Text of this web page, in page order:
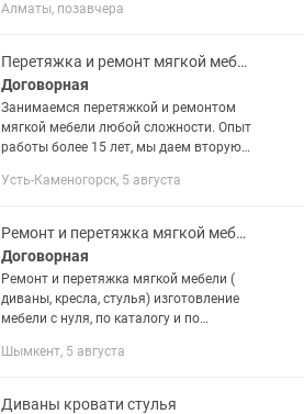
Предварительно оценим вашу мебель!
Алматы, позавчера
Перетяжка и ремонт мягкой мебели
Договорная
Занимаемся перетяжкой и ремонтом
мягкой мебели любой сложности. Опыт
работы более 15 лет, мы даем вторую
изготавливаем новые диваны.
Усть-Каменогорск, 5 августа
Ремонт и перетяжка мягкой мебели
Договорная
Ремонт и перетяжка мягкой мебели (
диваны, кресла, стулья) изготовление
мебели с нуля, по каталогу и по
Большой опыт работы более 17 лет!
Шымкент, 5 августа
Диваны кровати стулья